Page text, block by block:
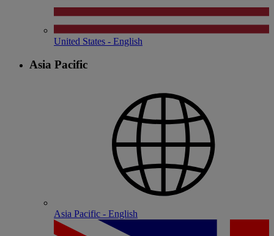
United States - English
Asia Pacific
Asia Pacific - English